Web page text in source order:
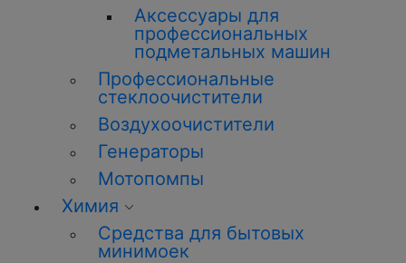
Аксессуары для
профессиональных
подметальных машин
Профессиональные
стеклоочистители
Воздухоочистители
Генераторы
Мотопомпы
Химия
Средства для бытовых
минимоек